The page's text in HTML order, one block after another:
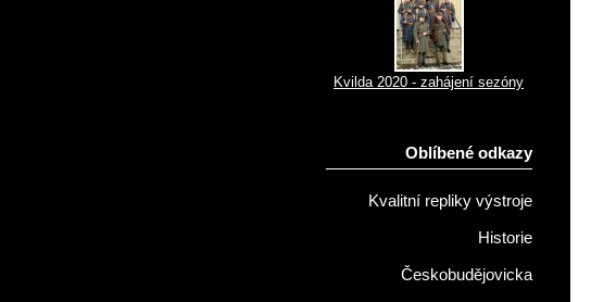
Kvilda 2020 - zahájení sezóny
Oblíbené odkazy
Kvalitní repliky výstroje
Historie
Českobudějovicka